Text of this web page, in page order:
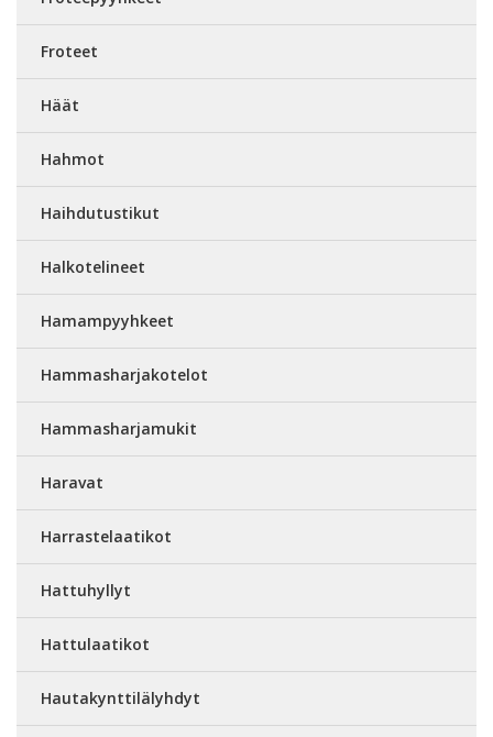
Froteet
Häät
Hahmot
Haihdutustikut
Halkotelineet
Hamampyyhkeet
Hammasharjakotelot
Hammasharjamukit
Haravat
Harrastelaatikot
Hattuhyllyt
Hattulaatikot
Hautakynttilälyhdyt